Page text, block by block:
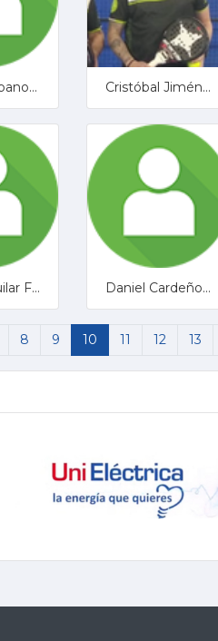
Cristina Urbano Navas Cristóbal Jiménez
Daniel Aguilar Fuerte Daniel Cardeñosa Mohedano
8 9 10 11 12 13